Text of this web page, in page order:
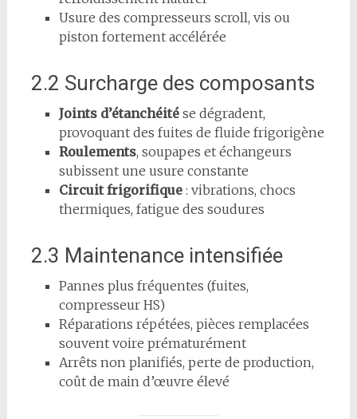
Usure des compresseurs scroll, vis ou
piston fortement accélérée
2.2 Surcharge des composants
Joints d’étanchéitése dégradent,
provoquant des fuites de fluide frigorigène
Roulements, soupapes et échangeurs
subissent une usure constante
Circuit frigorifique: vibrations, chocs
thermiques, fatigue des soudures
2.3 Maintenance intensifiée
Pannes plus fréquentes (fuites,
compresseur HS)
Réparations répétées, pièces remplacées
souvent voire prématurément
Arrêts non planifiés, perte de production,
coût de main d’œuvre élevé